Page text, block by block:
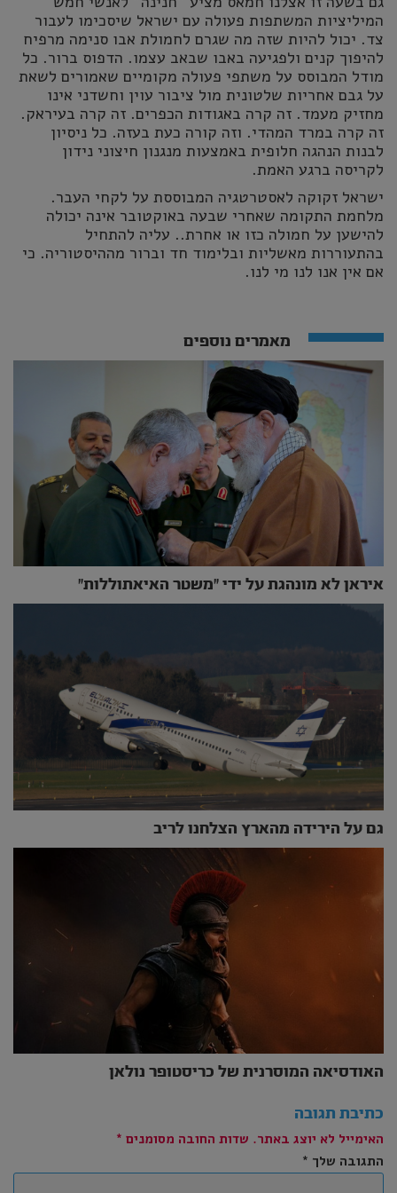
המיליציות המשתפות פעולה עם ישראל שיסכימו לעבור
צד. יכול להיות שזה מה שגרם לחמולת אבו סנימה מרפיח
להיפוך קנים ולפגיעה באבו שבאב עצמו. הדפוס ברור. כל
מודל המבוסס על משתפי פעולה מקומיים שאמורים לשאת
על גבם אחריות שלטונית מול ציבור עוין וחשדני אינו
מחזיק מעמד. זה קרה באגודות הכפרים. זה קרה בעיראק.
זה קרה במרד המהדי. וזה קורה כעת בעזה. כל ניסיון
לבנות הנהגה חלופית באמצעות מנגנון חיצוני נידון
לקריסה ברגע האמת.
ישראל זקוקה לאסטרטגיה המבוססת על לקחי העבר.
מלחמת התקומה שאחרי שבעה באוקטובר אינה יכולה
להישען על חמולה כזו או אחרת.. עליה להתחיל
בהתעוררות מאשליות ובלימוד חד וברור מההיסטוריה. כי
אם אין אנו לנו מי לנו.
מאמרים נוספים
איראן לא מונהגת על ידי "משטר האיאתוללות"
גם על הירידה מהארץ הצלחנו לריב
האודסיאה המוסרנית של כריסטופר נולאן
כתיבת תגובה
האימייל לא יוצג באתר. שדות החובה מסומנים *
התגובה שלך *